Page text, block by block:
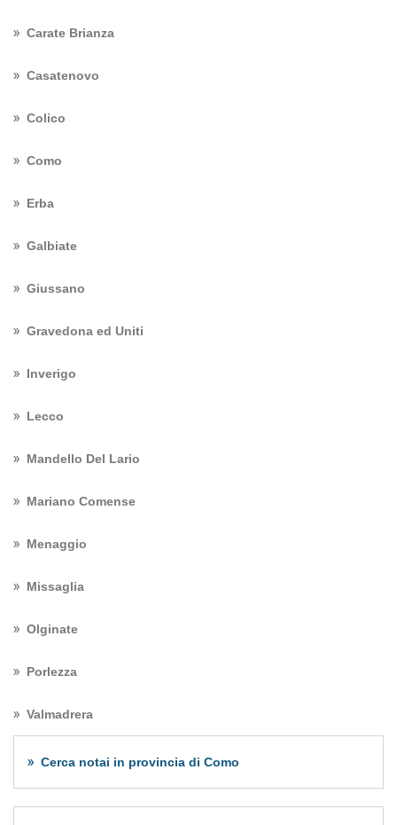
Carate Brianza
Casatenovo
Colico
Como
Erba
Galbiate
Giussano
Gravedona ed Uniti
Inverigo
Lecco
Mandello Del Lario
Mariano Comense
Menaggio
Missaglia
Olginate
Porlezza
Valmadrera
Cerca notai in provincia di Como